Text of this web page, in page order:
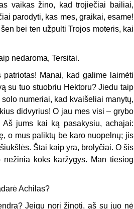
vaikas žino, kad trojiečiai bailiai,
parodyti, kas mes, graikai, esame!
bei ten užpulti Trojos moteris, kai
nedaroma, Tersitai.
Manai, kad galime laimėti
su tuo stuobriu Hektoru? Jiedu taip
numeriai, kad kvaišeliai manytų,
didvyrius! O jau mes visi – grybo
jums kai ką pasakysiu, achajai:
o mus paliktų be karo nuopelnų; jis
Štai kaip yra, brolyčiai. O šis
koks karžygys. Man tiesiog
Achilas?
Jeigu nori žinoti, aš su juo nė